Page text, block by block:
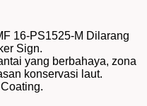
16-PS1525-M Dilarang
Sign.
yang berbahaya, zona
konservasi laut.